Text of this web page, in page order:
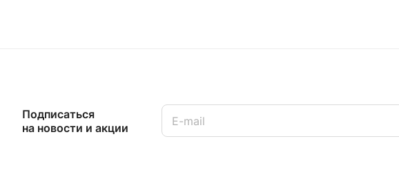
Подписаться
на новости и акции